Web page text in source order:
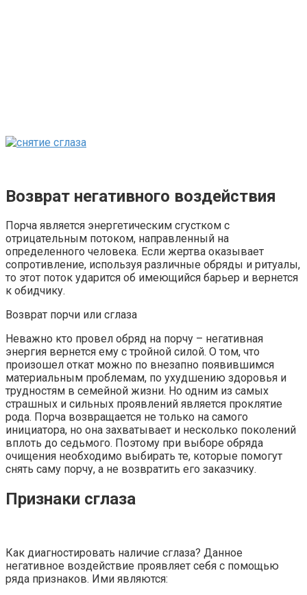
Возврат негативного воздействия
Порча является энергетическим сгустком с
отрицательным потоком, направленный на
определенного человека. Если жертва оказывает
сопротивление, используя различные обряды и ритуалы,
то этот поток ударится об имеющийся барьер и вернется
к обидчику.
Возврат порчи или сглаза
Неважно кто провел обряд на порчу – негативная
энергия вернется ему с тройной силой. О том, что
произошел откат можно по внезапно появившимся
материальным проблемам, по ухудшению здоровья и
трудностям в семейной жизни. Но одним из самых
страшных и сильных проявлений является проклятие
рода. Порча возвращается не только на самого
инициатора, но она захватывает и несколько поколений
вплоть до седьмого. Поэтому при выборе обряда
очищения необходимо выбирать те, которые помогут
снять саму порчу, а не возвратить его заказчику.
Признаки сглаза
Как диагностировать наличие сглаза? Данное
негативное воздействие проявляет себя с помощью
ряда признаков. Ими являются: